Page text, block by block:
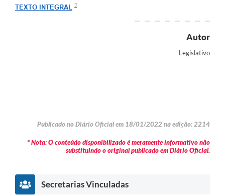
TEXTO INTEGRAL
Autor
Legislativo
Publicado no Diário Oficial em 18/01/2022 na edição: 2214
* Nota: O conteúdo disponibilizado é meramente informativo não
substituindo o original publicado em Diário Oficial.
Secretarias Vinculadas